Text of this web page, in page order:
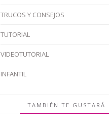
TRUCOS Y CONSEJOS
TUTORIAL
VIDEOTUTORIAL
INFANTIL
TAMBIÉN TE GUSTARÁ